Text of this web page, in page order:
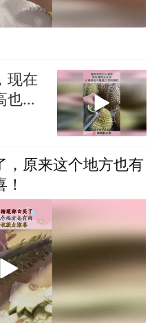
现在
也可
，原来这个地方也有